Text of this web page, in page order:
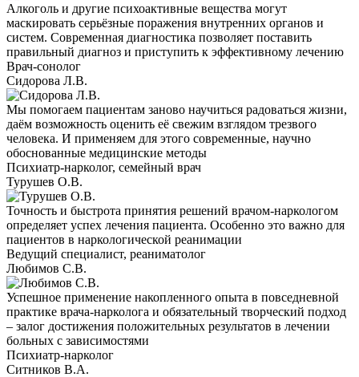
Алкоголь и другие психоактивные вещества могут
маскировать серьёзные поражения внутренних органов и
систем. Современная диагностика позволяет поставить
правильный диагноз и приступить к эффективному лечению
Врач-сонолог
Сидорова Л.В.
Мы помогаем пациентам заново научиться радоваться жизни,
даём возможность оценить её свежим взглядом трезвого
человека. И применяем для этого современные, научно
обоснованные медицинские методы
Психиатр-нарколог, семейный врач
Турушев О.В.
Точность и быстрота принятия решений врачом-наркологом
определяет успех лечения пациента. Особенно это важно для
пациентов в наркологической реанимации
Ведущий специалист, реаниматолог
Любимов С.В.
Успешное применение накопленного опыта в повседневной
практике врача-нарколога и обязательный творческий подход
– залог достижения положительных результатов в лечении
больных с зависимостями
Психиатр-нарколог
Ситников В.А.